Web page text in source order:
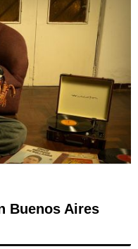
Buenos Aires